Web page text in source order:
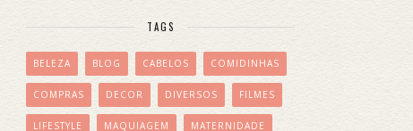
TAGS
BELEZA BLOG CABELOS COMIDINHAS
COMPRAS DECOR DIVERSOS FILMES
LIFESTYLE MAQUIAGEM MATERNIDADE